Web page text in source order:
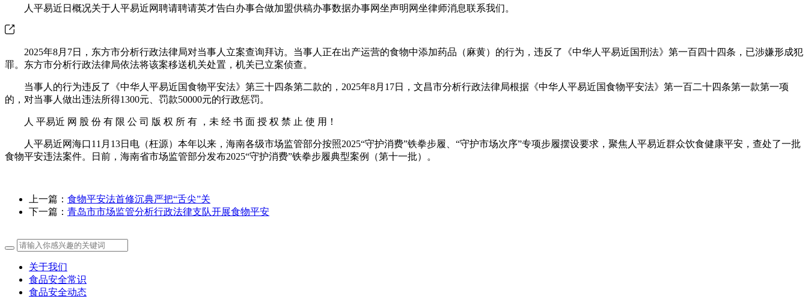
人平易近日概况关于人平易近网聘请聘请英才告白办事合做加盟供稿办事数据办事网坐声明网坐律师消息联系我们。
2025年8月7日，东方市分析行政法律局对当事人立案查询拜访。当事人正在出产运营的食物中添加药品（麻黄）的行为，违反了《中华人平易近国刑法》第一百四十四条，已涉嫌形成犯
罪。东方市分析行政法律局依法将该案移送机关处置，机关已立案侦查。
当事人的行为违反了《中华人平易近国食物平安法》第三十四条第二款的，2025年8月17日，文昌市分析行政法律局根据《中华人平易近国食物平安法》第一百二十四条第一款第一项
的，对当事人做出违法所得1300元、罚款50000元的行政惩罚。
人 平易近 网 股 份 有 限 公 司 版 权 所 有 ，未 经 书 面 授 权 禁 止 使 用！
人平易近网海口11月13日电（枉源）本年以来，海南各级市场监管部分按照2025“守护消费”铁拳步履、“守护市场次序”专项步履摆设要求，聚焦人平易近群众饮食健康平安，查处了一批
食物平安违法案件。日前，海南省市场监管部分发布2025“守护消费”铁拳步履典型案例（第十一批）。
上一篇： 食物平安法首修沉典严把“舌尖”关
下一篇： 青岛市市场监管分析行政法律支队开展食物平安
关于我们
食品安全常识
食品安全动态